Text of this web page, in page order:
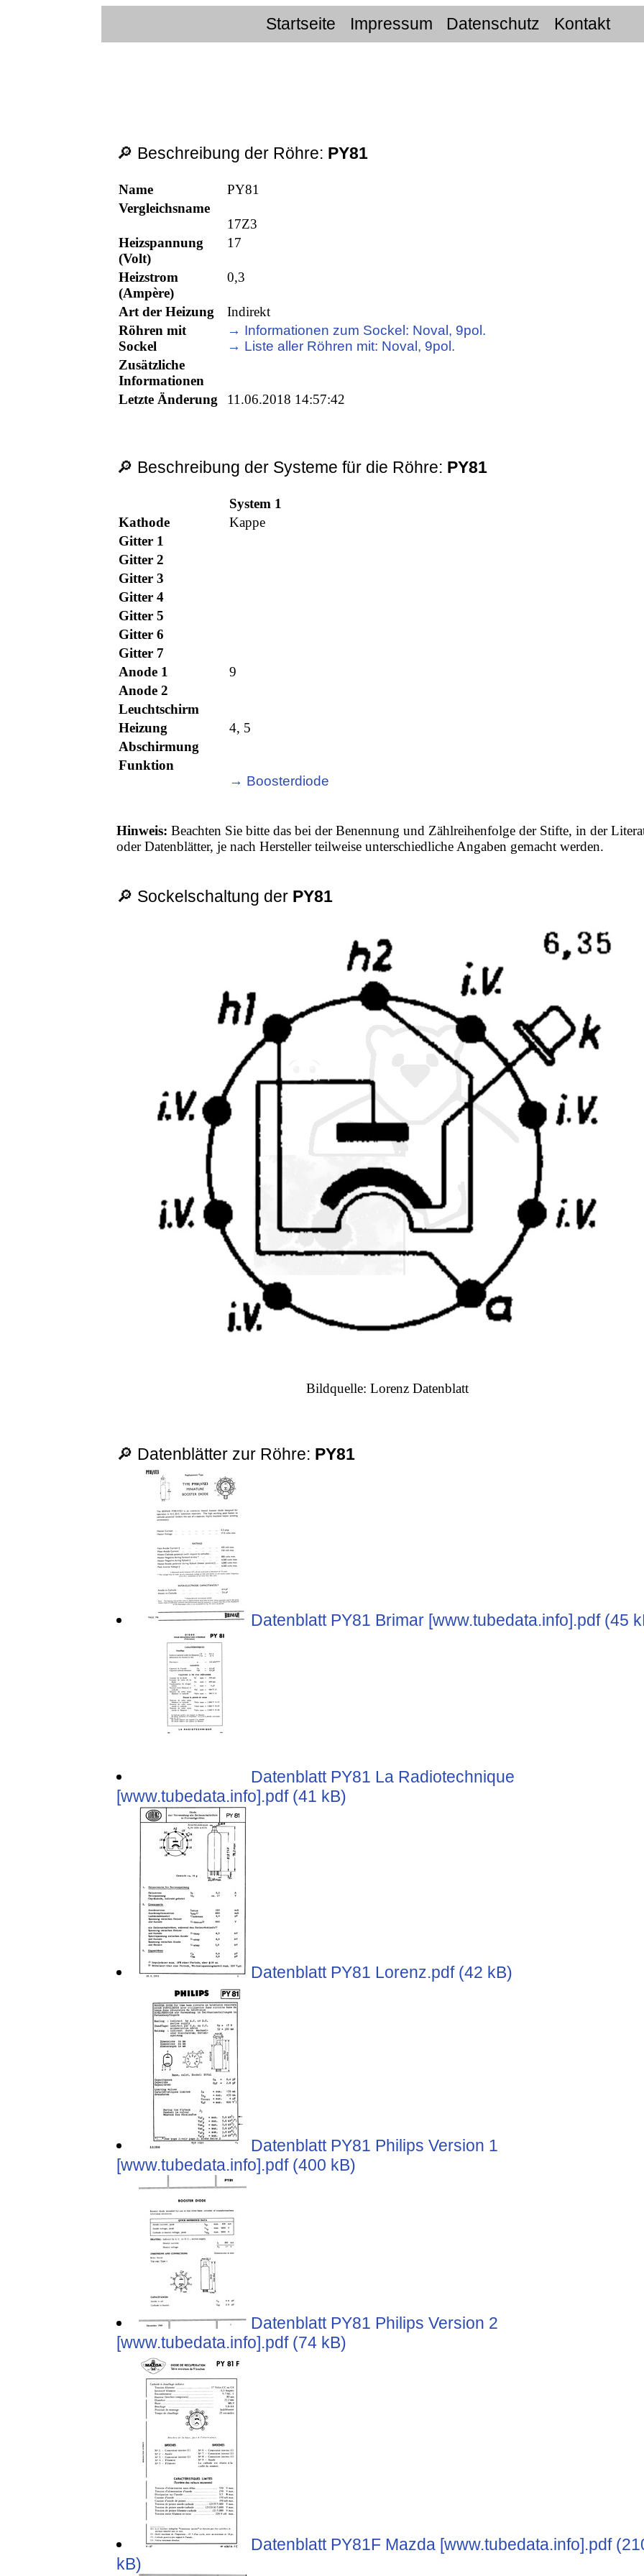
Startseite Impressum Datenschutz Kontakt
🔎 Beschreibung der Röhre: PY81
Name
PY81
Vergleichsname
17Z3
Heizspannung
(Volt)
17
Heizstrom
(Ampère)
0,3
Art der Heizung
Indirekt
Röhren mit
Sockel
→ Informationen zum Sockel: Noval, 9pol.
→ Liste aller Röhren mit: Noval, 9pol.
Zusätzliche
Informationen
Letzte Änderung
11.06.2018 14:57:42
🔎 Beschreibung der Systeme für die Röhre: PY81
System 1
Kathode
Kappe
Gitter 1
Gitter 2
Gitter 3
Gitter 4
Gitter 5
Gitter 6
Gitter 7
Anode 1
9
Anode 2
Leuchtschirm
Heizung
4, 5
Abschirmung
Funktion
→ Boosterdiode
Hinweis: Beachten Sie bitte das bei der Benennung und Zählreihenfolge der Stifte, in der
oder Datenblätter, je nach Hersteller teilweise unterschiedliche Angaben gemacht werden.
🔎 Sockelschaltung der PY81
Bildquelle: Lorenz Datenblatt
🔎 Datenblätter zur Röhre: PY81
Datenblatt PY81 Brimar [www.tubedata.info].pdf (45
Datenblatt PY81 La Radiotechnique
[www.tubedata.info].pdf (41 kB)
Datenblatt PY81 Lorenz.pdf (42 kB)
Datenblatt PY81 Philips Version 1
[www.tubedata.info].pdf (400 kB)
Datenblatt PY81 Philips Version 2
[www.tubedata.info].pdf (74 kB)
Datenblatt PY81F Mazda [www.tubedata.info].pdf
kB)